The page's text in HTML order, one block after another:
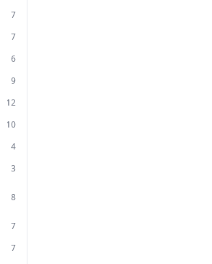
7
7
6
9
12
10
4
3
8
7
7